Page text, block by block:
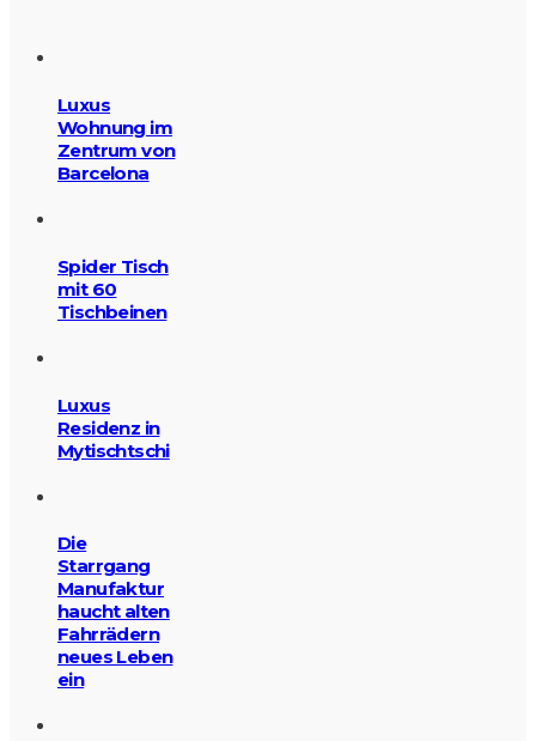
Luxus
Wohnung im
Zentrum von
Barcelona
Spider Tisch
mit 60
Tischbeinen
Luxus
Residenz in
Mytischtschi
Die
Starrgang
Manufaktur
haucht alten
Fahrrädern
neues Leben
ein